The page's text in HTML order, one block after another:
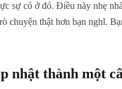
sự có ở đó. Điều này nhẹ
chuyện thật hơn bạn nghĩ.
nhật thành một